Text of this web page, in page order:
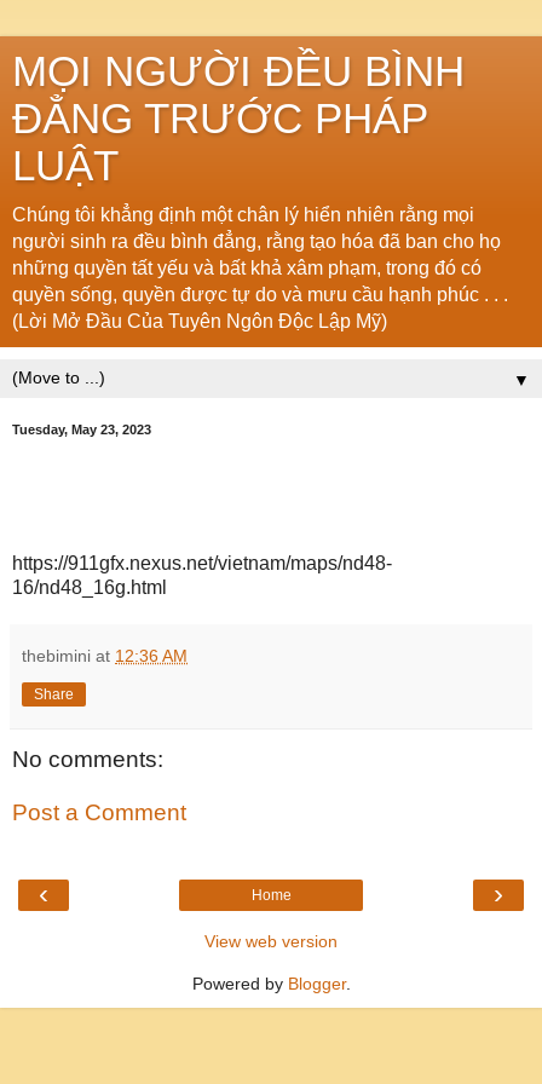
MỌI NGƯỜI ĐỀU BÌNH
ĐẲNG TRƯỚC PHÁP
LUẬT
Chúng tôi khẳng định một chân lý hiển nhiên rằng mọi
người sinh ra đều bình đẳng, rằng tạo hóa đã ban cho họ
những quyền tất yếu và bất khả xâm phạm, trong đó có
quyền sống, quyền được tự do và mưu cầu hạnh phúc . . .
(Lời Mở Đầu Của Tuyên Ngôn Độc Lập Mỹ)
▼
Tuesday, May 23, 2023
https://911gfx.nexus.net/vietnam/maps/nd48-
16/nd48_16g.html
thebimini at 12:36 AM
Share
No comments:
Post a Comment
‹ ›
Home
View web version
Powered by Blogger.